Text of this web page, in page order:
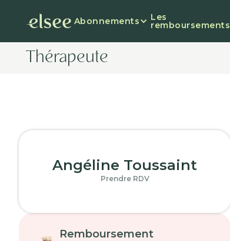
Abonnements Les
remboursements
Thérapeute
Angéline Toussaint
Prendre RDV
Remboursement